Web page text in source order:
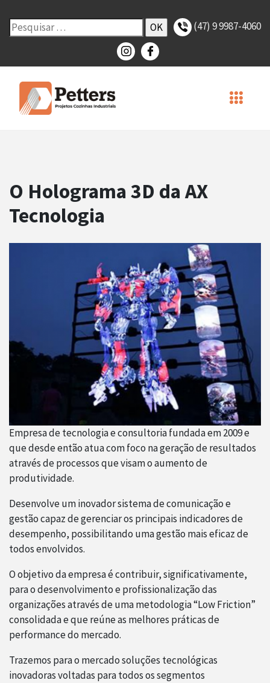
(47) 9 9987-4060
O Holograma 3D da AX
Tecnologia
Empresa de tecnologia e consultoria fundada em 2009 e
que desde então atua com foco na geração de resultados
através de processos que visam o aumento de
produtividade.
Desenvolve um inovador sistema de comunicação e
gestão capaz de gerenciar os principais indicadores de
desempenho, possibilitando uma gestão mais eficaz de
todos envolvidos.
O objetivo da empresa é contribuir, significativamente,
para o desenvolvimento e profissionalização das
organizações através de uma metodologia “Low Friction”
consolidada e que reúne as melhores práticas de
performance do mercado.
Trazemos para o mercado soluções tecnológicas
inovadoras voltadas para todos os segmentos